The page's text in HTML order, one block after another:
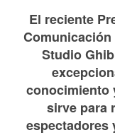
El reciente
Comunicación
Studio
conocimiento
sirve para
espectadores